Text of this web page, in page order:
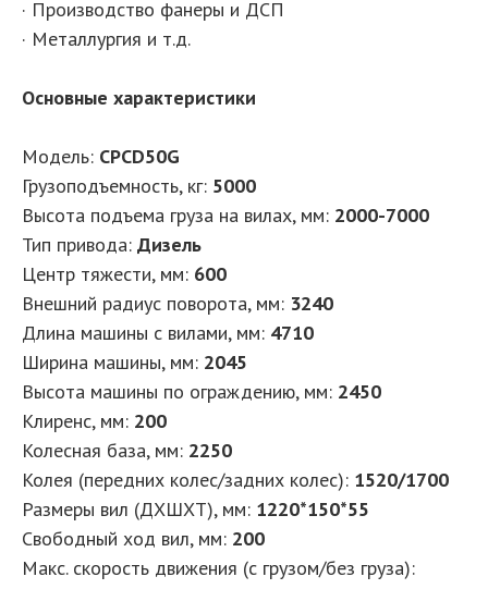
· Производство фанеры и ДСП
· Металлургия и т.д.
Основные характеристики
Модель: CPCD50G
Грузоподъемность, кг: 5000
Высота подъема груза на вилах, мм: 2000-7000
Тип привода: Дизель
Центр тяжести, мм: 600
Внешний радиус поворота, мм: 3240
Длина машины с вилами, мм: 4710
Ширина машины, мм: 2045
Высота машины по ограждению, мм: 2450
Клиренс, мм: 200
Колесная база, мм: 2250
Колея (передних колес/задних колес): 1520/1700
Размеры вил (ДXШXТ), мм: 1220*150*55
Свободный ход вил, мм: 200
Макс. скорость движения (с грузом/без груза):